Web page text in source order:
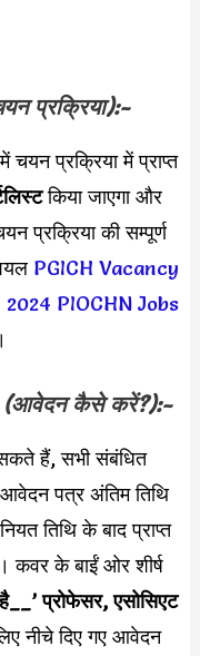
प्रक्रिया):-
में चयन प्रक्रिया में प्राप्त
किया जाएगा और
प्रक्रिया की सम्पूर्ण
PGICH Vacancy
PIOCHN Jobs
कैसे करें?):-
हैं, सभी संबंधित
पत्र अंतिम तिथि
तिथि के बाद प्राप्त
कवर के बाईं ओर शीर्ष
प्रोफेसर, एसोसिएट
नीचे दिए गए आवेदन